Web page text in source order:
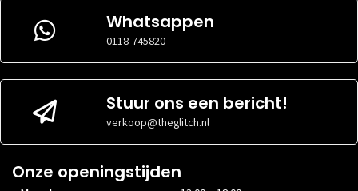
AANSLUITINGEN
1x
AANSLUITINGEN
Whatsappen
0118-745820
Stuur ons een bericht!
verkoop@theglitch.nl
Onze openingstijden